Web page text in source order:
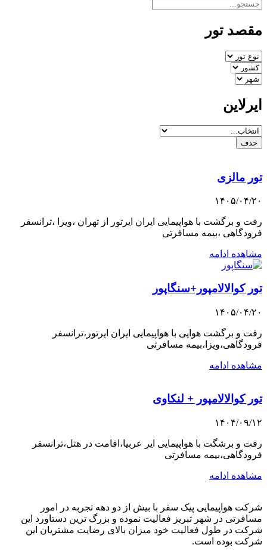
مقصد تور
ایرلاین
حذف
تور مالزی
۱۴۰۵/۰۴/۲۰
رفت و برگشت با هواپیمایی ایران ایرتور از تهران ،ویزا ،ترانسفر
فرودگاهی ،بیمه مسافرتی
مشاهده ادامه
تور کوالالامپور+سنگاپور
۱۴۰۵/۰۴/۲۰
رفت و برگشت هوایی با هواپیمایی ایران ایرتور،ترانسفر
فرودگاهی،ویزا،بیمه مسافرتی
مشاهده ادامه
تور کوالالامپور + لنکاوی
۱۴۰۴/۰۹/۱۲
رفت و برشگت با هواپیمایی ایر عربیا،اقامت در هتل،ترانسفر
فرودگاهی،بیمه مسافرتی
مشاهده ادامه
شرکت هواپیمایی پیک سفر با بیش از دو دهه تجربه در امور
مسافرتی در شهر تبریز فعالیت نموده و بزرگ ترین دستاورد این
شرکت در طول فعالیت خود میزان بالای رضایت مشتریان این
شرکت بوده است.